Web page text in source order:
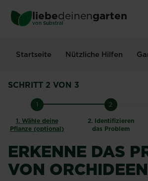
main
liebedeinengarten
von Substral ®
Startseite Nützliche Hilfen
SCHRITT 2 VON 3
1
1. Wähle deine
Pflanze (optional)
2
2. Identifizieren
das Problem
ERKENNE DAS
VON ORCHIDEEN